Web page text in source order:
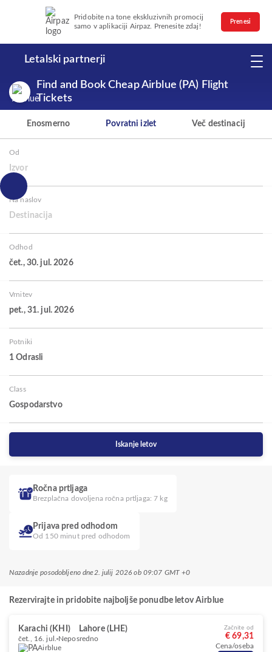
Pridobite na tone ekskluzivnih promocij
samo v aplikaciji Airpaz. Prenesite zdaj!
Prenesi
Letalski partnerji
Find and Book Cheap Airblue (PA) Flight
Tickets
Enosmerno Povratni izlet Več destinacij
Od
Izvor
Na naslov
Destinacija
Odhod
čet., 30. jul. 2026
Vrnitev
pet., 31. jul. 2026
Potniki
1 Odrasli
Class
Gospodarstvo
Iskanje letov
Ročna prtljaga
Brezplačna dovoljena ročna prtljaga: 7 kg
Prijava pred odhodom
Od 150 minut pred odhodom
Nazadnje posodobljeno dne2. julij 2026 ob 09:07 GMT +0
Rezervirajte in pridobite najboljše ponudbe letov Airblue
Karachi (KHI) Lahore (LHE)
čet., 16. jul.
Neposredno
Airblue
Začnite od
€ 69,31
Cena/oseba